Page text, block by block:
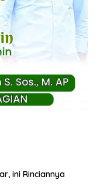
ini Rinciannya